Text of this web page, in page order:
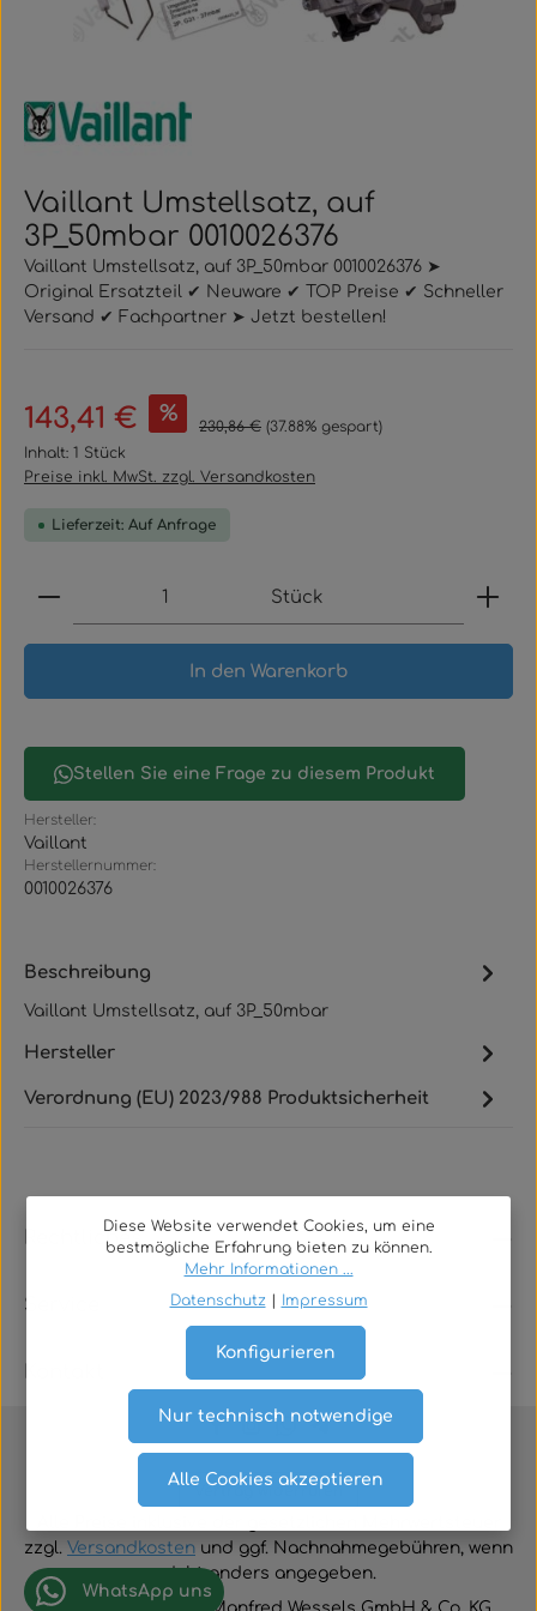
Vaillant Umstellsatz, auf
3P_50mbar 0010026376
Vaillant Umstellsatz, auf 3P_50mbar 0010026376 ➤
Original Ersatzteil ✔ Neuware ✔ TOP Preise ✔ Schneller
Versand ✔ Fachpartner ➤ Jetzt bestellen!
Verkaufspreis:
143,41 € % Regulärer Preis:
230,86 € (37.88% gespart)
Inhalt: 1 Stück
Preise inkl. MwSt. zzgl. Versandkosten
Lieferzeit: Auf Anfrage
Produkt Anzahl: Gib den gewünschten Wert
Stück
In den Warenkorb
Stellen Sie eine Frage zu diesem Produkt
Hersteller:
Vaillant
Herstellernummer:
0010026376
Beschreibung
Vaillant Umstellsatz, auf 3P_50mbar
Hersteller
Verordnung (EU) 2023/988 Produktsicherheit
Rechtliches
Service
Vertrag widerrufen
zzgl. Versandkosten und ggf. Nachnahmegebühren, wenn
nicht anders angegeben.
WhatsApp uns
Diese Website verwendet Cookies, um eine
bestmögliche Erfahrung bieten zu können.
Mehr Informationen ...
Datenschutz
Impressum
Nur technisch notwendige
Konfigurieren
Alle Cookies akzeptieren